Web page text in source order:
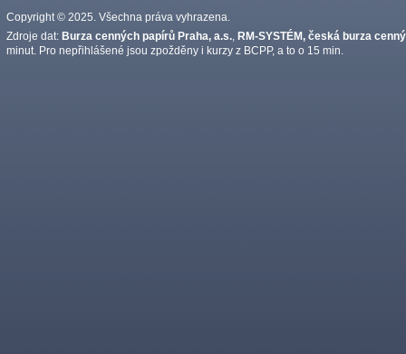
Copyright © 2025. Všechna práva vyhrazena.
Zdroje dat: Burza cenných papírů Praha, a.s. RM-SYSTÉM, česká burza
minut. Pro nepřihlášené jsou zpožděny i kurzy z BCPP, a to o 15 min.